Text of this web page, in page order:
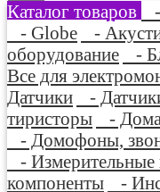
Каталог товаров
- Globe
-
оборудование
-
Все для
Датчики
-
тиристоры
-
- Домофоны,
-
компоненты
-